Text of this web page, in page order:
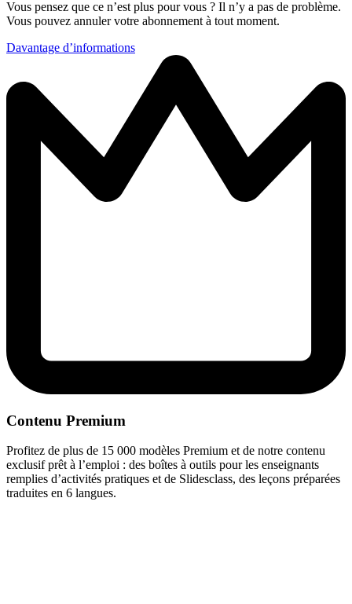
Vous pensez que ce n’est plus pour vous ? Il n’y a pas de problème.
Vous pouvez annuler votre abonnement à tout moment.
Davantage d’informations
Contenu Premium
Profitez de plus de 15 000 modèles Premium et de notre contenu
exclusif prêt à l’emploi : des boîtes à outils pour les enseignants
remplies d’activités pratiques et de Slidesclass, des leçons préparées
traduites en 6 langues.